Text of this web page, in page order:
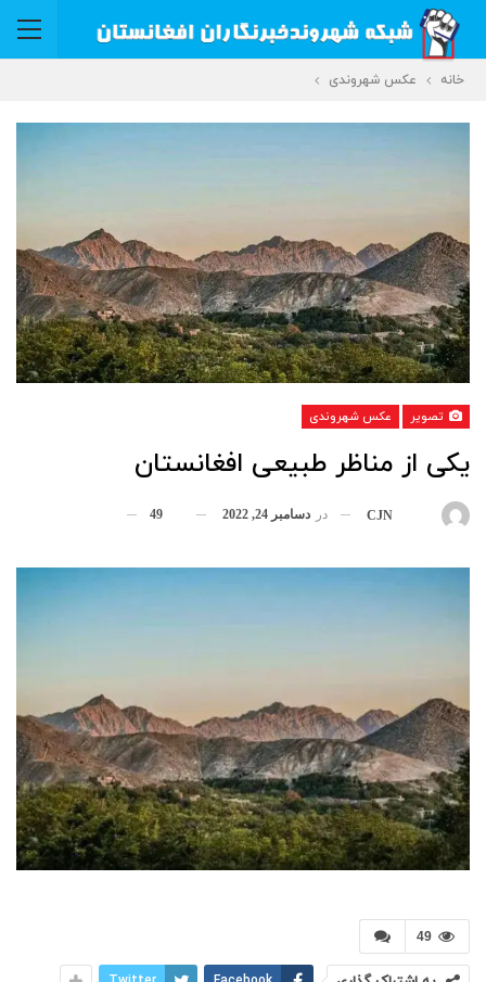
خانه عکس شهروندی
تصویر عکس شهروندی
یکی از مناظر طبیعی افغانستان
CJN در دسامبر 24, 2022 49
49